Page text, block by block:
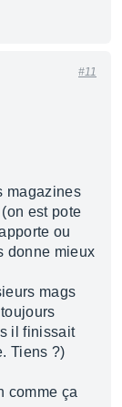
#11
magazines
est pote
ou
donne mieux
mags
il finissait
Tiens ?)
comme ça